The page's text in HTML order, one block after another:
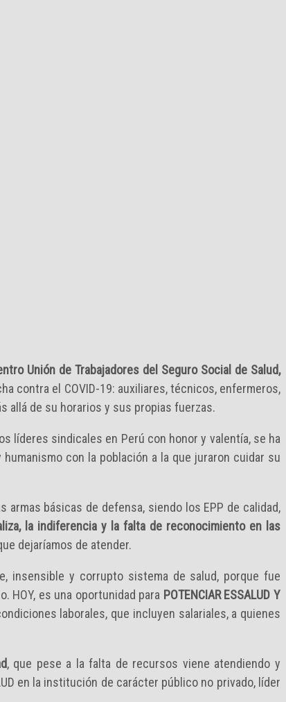
Unión de Trabajadores del Seguro Social de Salud,
contra el COVID-19: auxiliares, técnicos, enfermeros,
allá de su horarios y sus propias fuerzas.
líderes sindicales en Perú con honor y valentía, se ha
con la población a la que juraron cuidar su
básicas de defensa, siendo los EPP de calidad,
la indiferencia y la falta de reconocimiento en las
dejaríamos de atender.
insensible y corrupto sistema de salud, porque fue
HOY, es una oportunidad para POTENCIAR ESSALUD Y
laborales, que incluyen salariales, a quienes
, que pese a la falta de recursos viene atendiendo y
en la institución de carácter público no privado, líder